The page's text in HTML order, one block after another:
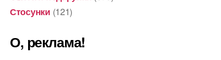
Стосунки (121)
О, реклама!